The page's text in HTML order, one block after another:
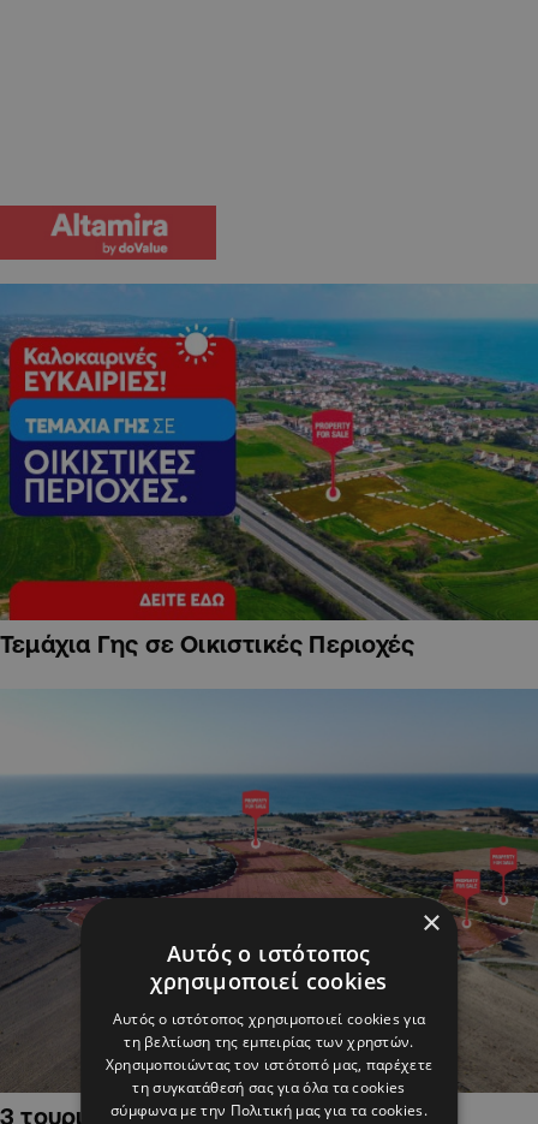
Τεμάχια Γης σε Οικιστικές Περιοχές
3 τουριστικά χωράφια στην Αλαμινό,
×
Αυτός ο ιστότοπος
χρησιμοποιεί cookies
Αυτός ο ιστότοπος χρησιμοποιεί cookies για
τη βελτίωση της εμπειρίας των χρηστών.
Χρησιμοποιώντας τον ιστότοπό μας, παρέχετε
τη συγκατάθεσή σας για όλα τα cookies
σύμφωνα με την Πολιτική μας για τα cookies.